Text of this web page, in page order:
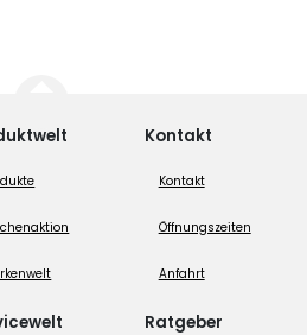
Kontakt
Kontakt
Öffnungszeiten
Anfahrt
Ratgeber